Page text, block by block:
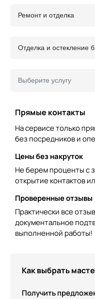
Ремонт и отделка
Отделка и остекление
Выберите услугу
Прямые контакты
На сервисе только
без посредников и
Цены без накруток
Не берем проценты с
открытие контактов
Проверенные отзывы
Практически все
документальное
выполненной работы!
Как выбрать
Получить